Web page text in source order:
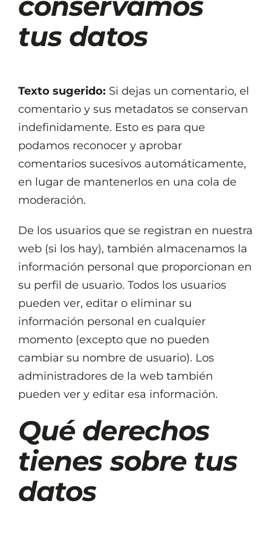
tus datos
Texto sugerido: Si dejas un comentario, el
comentario y sus metadatos se conservan
indefinidamente. Esto es para que
podamos reconocer y aprobar
comentarios sucesivos automáticamente,
en lugar de mantenerlos en una cola de
moderación.
De los usuarios que se registran en nuestra
web (si los hay), también almacenamos la
información personal que proporcionan en
su perfil de usuario. Todos los usuarios
pueden ver, editar o eliminar su
información personal en cualquier
momento (excepto que no pueden
cambiar su nombre de usuario). Los
administradores de la web también
pueden ver y editar esa información.
Qué derechos
tienes sobre tus
datos